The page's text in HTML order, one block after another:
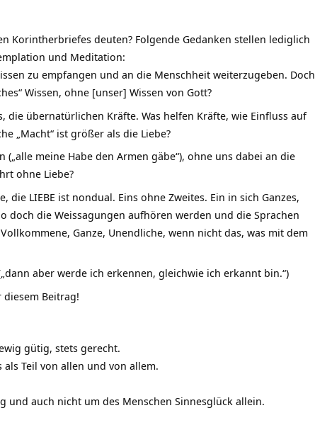
Korintherbriefes deuten? Folgende Gedanken stellen lediglich
und Meditation:
zu empfangen und an die Menschheit weiterzugeben. Doch
Wissen, ohne [unser] Wissen von Gott?
die übernatürlichen Kräfte. Was helfen Kräfte, wie Einfluss auf
„Macht“ ist größer als die Liebe?
meine Habe den Armen gäbe“), ohne uns dabei an die
ohne Liebe?
die LIEBE ist nondual. Eins ohne Zweites. Ein in sich Ganzes,
doch die Weissagungen aufhören werden und die Sprachen
Ganze, Unendliche, wenn nicht das, was mit dem
aber werde ich erkennen, gleichwie ich erkannt bin.“)
Beitrag!
gütig, stets gerecht.
Teil von allen und von allem.
auch nicht um des Menschen Sinnesglück allein.